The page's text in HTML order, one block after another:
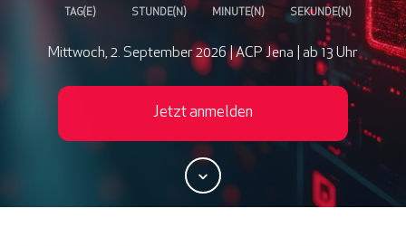
TAG(E) STUNDE(N) MINUTE(N) SEKUNDE(N)
Mittwoch, 2. September 2026 | ACP Jena | ab 13 Uhr
Jetzt anmelden
S
c